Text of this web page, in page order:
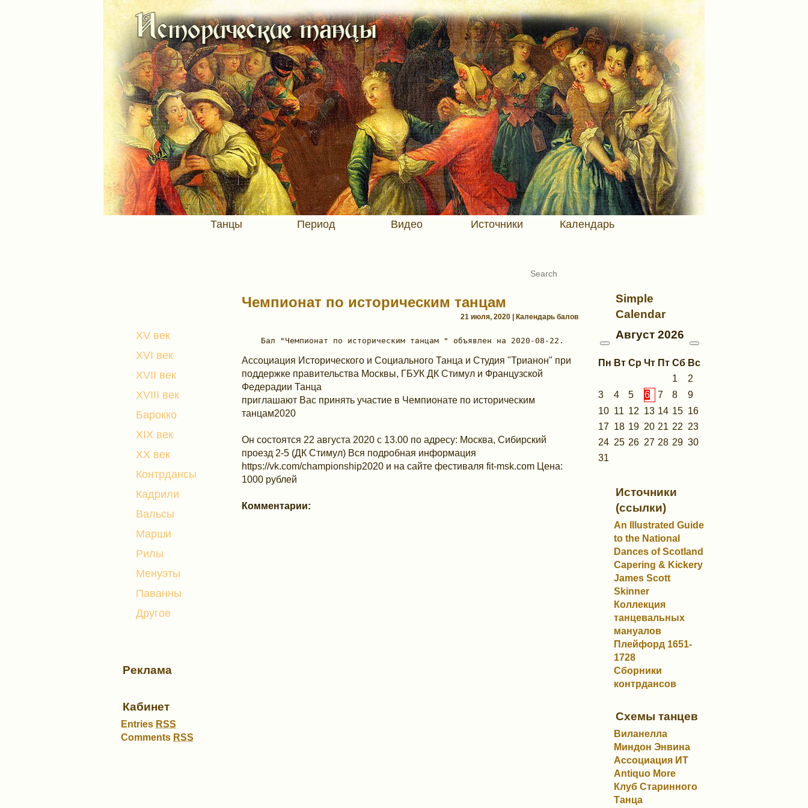
Танцы Период Видео Источники Календарь
XV век
XVI век
XVII век
XVIII век
Барокко
XIX век
XX век
Контрдансы
Кадрили
Вальсы
Марши
Рилы
Менуэты
Паванны
Другое
Реклама
Кабинет
Entries RSS
Comments RSS
Чемпионат по историческим танцам
21 июля, 2020 | Календарь балов
Ассоциация Исторического и Социального Танца и Студия "Трианон" при
поддержке правительства Москвы, ГБУК ДК Стимул и Французской
Федерадии Танца
приглашают Вас принять участие в Чемпионате по историческим
танцам2020
Он состоятся 22 августа 2020 с 13.00 по адресу: Москва, Сибирский
проезд 2-5 (ДК Стимул) Вся подробная информация
https://vk.com/championship2020 и на сайте фестиваля fit-msk.com Цена:
1000 рублей
Комментарии:
Simple
Calendar
Август 2026
Пн Вт Ср Чт Пт Сб Вс
1
2
3
4 5 6 7 8
9
10 11 12 13 14 15 16
17 18 19 20 21 22 23
24 25 26 27 28 29 30
31
Источники
(ссылки)
An Illustrated Guide
to the National
Dances of Scotland
Capering & Kickery
James Scott
Skinner
Коллекция
танцевальных
мануалов
Плейфорд 1651-
1728
Сборники
контрдансов
Схемы танцев
Виланелла
Миндон Энвина
Ассоциация ИТ
Antiquo More
Клуб Старинного
Танца